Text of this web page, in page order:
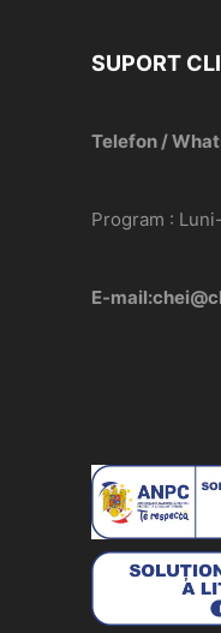
SUPORT
Telefon /
Program :
E-